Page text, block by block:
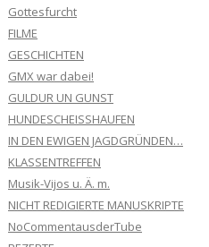
Gottesfurcht
FILME
GESCHICHTEN
GMX war dabei!
GULDUR UN GUNST
HUNDESCHEISSHAUFEN
IN DEN EWIGEN JAGDGRÜNDEN…
KLASSENTREFFEN
Musik-Vijos u. Ä. m.
NICHT REDIGIERTE MANUSKRIPTE
NoCommentausderTube